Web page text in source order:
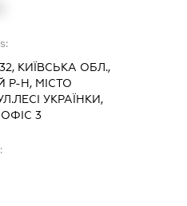
КИЇВСЬКА ОБЛ.,
Р-Н, МІСТО
УКРАЇНКИ,
3